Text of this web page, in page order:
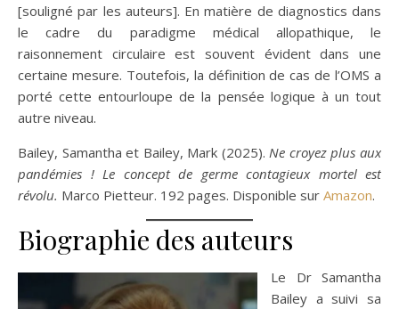
[souligné par les auteurs]. En matière de diagnostics dans
le cadre du paradigme médical allopathique, le
raisonnement circulaire est souvent évident dans une
certaine mesure. Toutefois, la définition de cas de l’OMS a
porté cette entourloupe de la pensée logique à un tout
autre niveau.
Bailey, Samantha et Bailey, Mark (2025). Ne croyez plus aux
pandémies ! Le concept de germe contagieux mortel est
révolu. Marco Pietteur. 192 pages. Disponible sur Amazon.
Biographie des auteurs
Le Dr Samantha
Bailey a suivi sa